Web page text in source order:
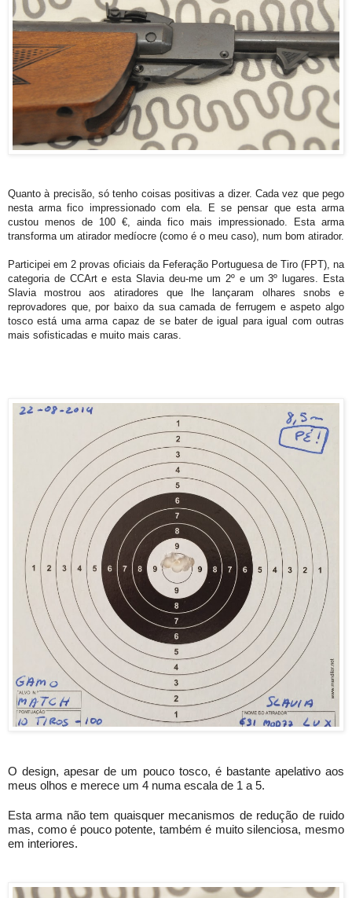
Quanto à precisão, só tenho coisas positivas a dizer. Cada vez que pego
nesta arma fico impressionado com ela. E se pensar que esta arma
custou menos de 100 €, ainda fico mais impressionado. Esta arma
transforma um atirador medíocre (como é o meu caso), num bom atirador.
Participei em 2 provas oficiais da Feferação Portuguesa de Tiro (FPT), na
categoria de CCArt e esta Slavia deu-me um 2º e um 3º lugares. Esta
Slavia mostrou aos atiradores que lhe lançaram olhares snobs e
reprovadores que, por baixo da sua camada de ferrugem e aspeto algo
tosco está uma arma capaz de se bater de igual para igual com outras
mais sofisticadas e muito mais caras.
O design, apesar de um pouco tosco, é bastante apelativo aos
meus olhos e merece um 4 numa escala de 1 a 5.
Esta arma não tem quaisquer mecanismos de redução de ruido
mas, como é pouco potente, também é muito silenciosa, mesmo
em interiores.